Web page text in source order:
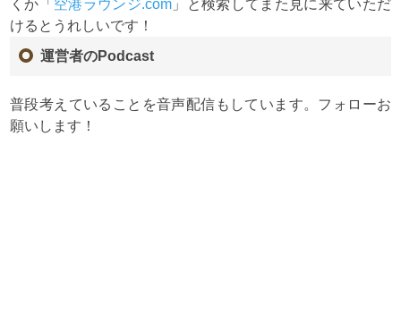
くか「 空港ラウンジ.com 」と検索してまた見に来ていただ
けるとうれしいです！
運営者のPodcast
普段考えていることを音声配信もしています。フォローお
願いします！